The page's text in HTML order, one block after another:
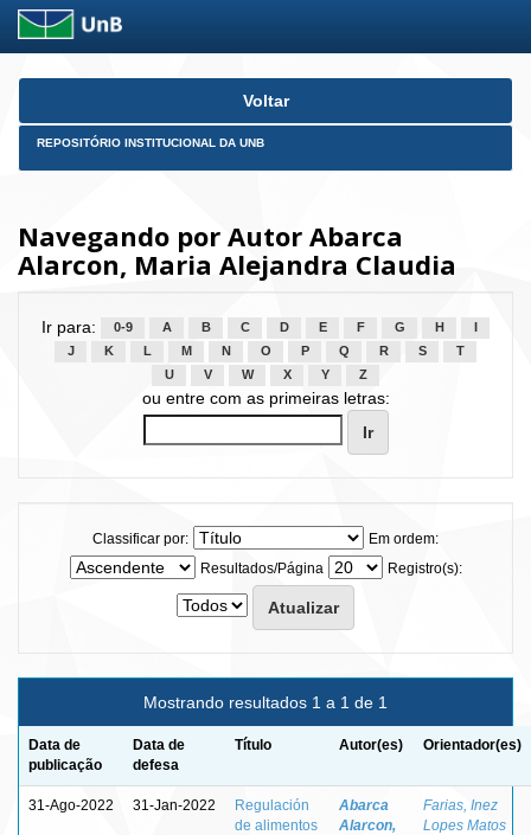
Skip
Voltar
REPOSITÓRIO INSTITUCIONAL DA UNB
Navegando por Autor Abarca
Alarcon, Maria Alejandra Claudia
Ir para: 0-9 A B C D E F G H
J
K L M N O P Q R S
T
U
V W X Y Z
ou entre com as primeiras letras:
Classificar por:
Em ordem:
Resultados/Página
Registro(s):
Mostrando resultados 1 a 1 de 1
Data de
publicação
Data de
defesa
Título Autor(es) Orientador(es)
31-Ago-2022 31-Jan-2022
Regulación
de alimentos
Abarca
Alarcon,
Farias, Inez
Lopes Matos